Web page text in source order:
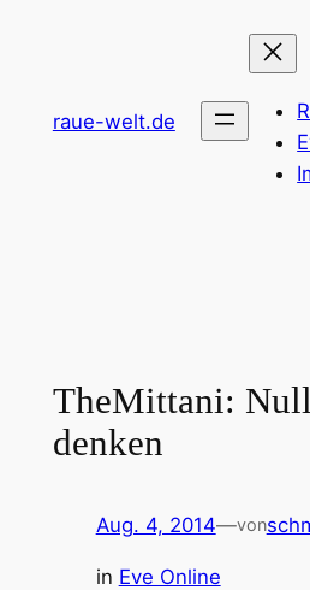
raue-welt.de
TheMittani:
denken
Aug. 4, 2014—von
in Eve Online